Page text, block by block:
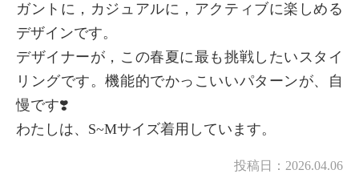
ガントに，カジュアルに，アクティブに楽しめる
デザインです。
デザイナーが，この春夏に最も挑戦したいスタイ
リングです。機能的でかっこいいパターンが、自
慢です❣️
わたしは、S~Mサイズ着用しています。
投稿日： 2026.04.06